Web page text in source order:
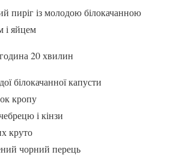
пиріг із молодою білокачанною
і яйцем
20 хвилин
білокачанної капусти
кропу
і кінзи
круто
чорний перець